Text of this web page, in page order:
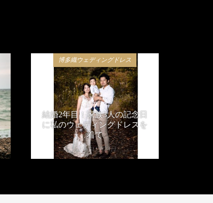
博多織ウェディングドレス
結婚2年目！家族3人の記念日
に私のウェディングドレスを
着て
2019年11月23日